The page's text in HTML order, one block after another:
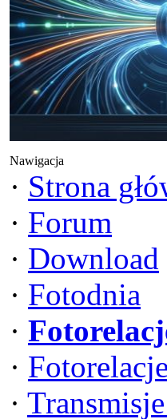
Nawigacja
· Strona
· Forum
· Download
· Fotodnia
·
· Fotorelacje
·